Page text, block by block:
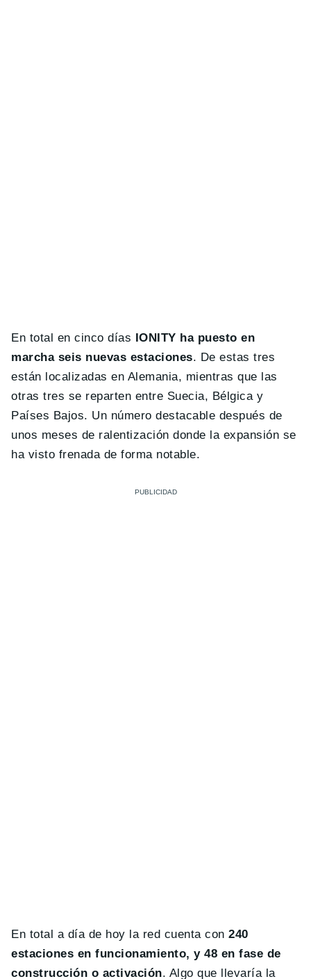
En total en cinco días IONITY ha puesto en
marcha seis nuevas estaciones. De estas tres
están localizadas en Alemania, mientras que las
otras tres se reparten entre Suecia, Bélgica y
Países Bajos. Un número destacable después de
unos meses de ralentización donde la expansión se
ha visto frenada de forma notable.
En total a día de hoy la red cuenta con 240
estaciones en funcionamiento, y 48 en fase de
construcción o activación. Algo que llevaría la